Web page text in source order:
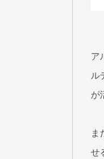
ア
ル
が
ま
せ